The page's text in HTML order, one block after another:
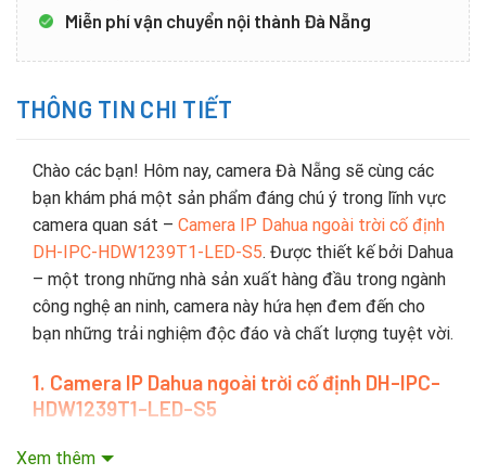
Miễn phí vận chuyển nội thành Đà Nẵng
THÔNG TIN CHI TIẾT
Chào các bạn! Hôm nay, camera Đà Nẵng sẽ cùng các
bạn khám phá một sản phẩm đáng chú ý trong lĩnh vực
camera quan sát – Camera IP Dahua ngoài trời cố định
DH-IPC-HDW1239T1-LED-S5. Được thiết kế bởi Dahua
– một trong những nhà sản xuất hàng đầu trong ngành
công nghệ an ninh, camera này hứa hẹn đem đến cho
bạn những trải nghiệm độc đáo và chất lượng tuyệt vời.
1. Camera IP Dahua ngoài trời cố định DH-IPC-
HDW1239T1-LED-S5
Xem thêm